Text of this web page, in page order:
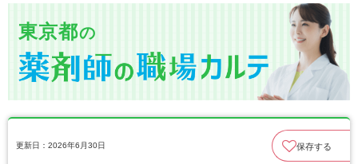
東京都の
更新日：2026年6月30日 保存する